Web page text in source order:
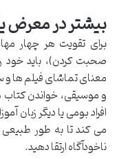
بیشتر در معرض
برای تقویت هر چهار
صحبت کردن)، باید خود
معنای تماشای فیلم ها
و موسیقی، خواندن کتاب
افراد بومی یا دیگر
می کند تا به طور طبیعی
ناخودآگاه ارتقا دهید.